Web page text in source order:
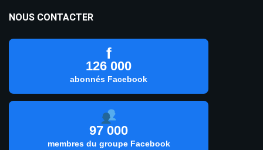
NOUS CONTACTER
f
126 000
abonnés Facebook
97 000
membres du groupe Facebook